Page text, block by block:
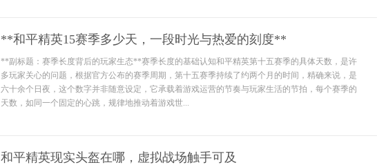
**和平精英15赛季多少天，一段时光与热爱的刻度**
**副标题：赛季长度背后的玩家生态**赛季长度的基础认知和平精英第十五赛季的具体天数，是许
多玩家关心的问题，根据官方公布的赛季周期，第十五赛季持续了约两个月的时间，精确来说，是
六十余个日夜，这个数字并非随意设定，它承载着游戏运营的节奏与玩家生活的节拍，每个赛季的
天数，如同一个固定的心跳，规律地推动着游戏世...
和平精英现实头盔在哪，虚拟战场触手可及